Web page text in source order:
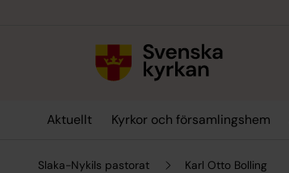
Aktuellt Kyrkor och församlingshem
Slaka-Nykils pastorat Karl Otto Bolling